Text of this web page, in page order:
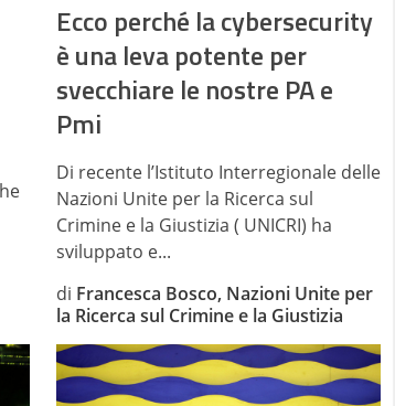
Ecco perché la cybersecurity
è una leva potente per
svecchiare le nostre PA e
Pmi
Di recente l’Istituto Interregionale delle
Nazioni Unite per la Ricerca sul
Crimine e la Giustizia ( UNICRI) ha
sviluppato e...
di Francesca Bosco, Nazioni Unite per
la Ricerca sul Crimine e la Giustizia